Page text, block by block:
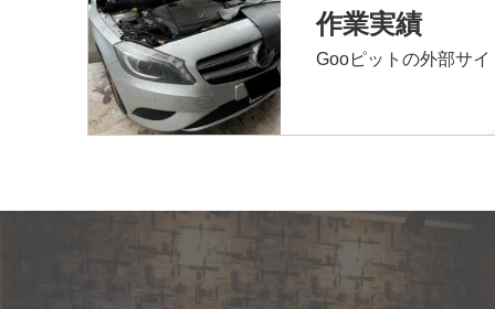
作業実績
Gooピットの外部サ